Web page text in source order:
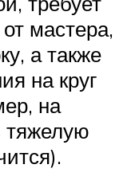
мастера,
а также
на круг
на
тяжелую